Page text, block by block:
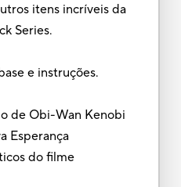
itens incríveis da
Series.
e instruções.
de Obi-Wan Kenobi
Esperança
do filme